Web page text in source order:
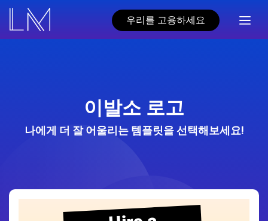
우리를 고용하세요
이발소 로고
나에게 더 잘 어울리는 템플릿을 선택해보세요!